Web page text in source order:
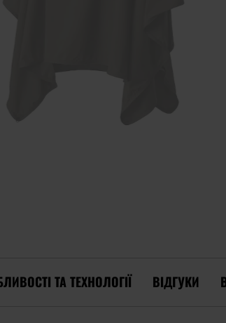
ТА ТЕХНОЛОГІЇ ВІДГУКИ